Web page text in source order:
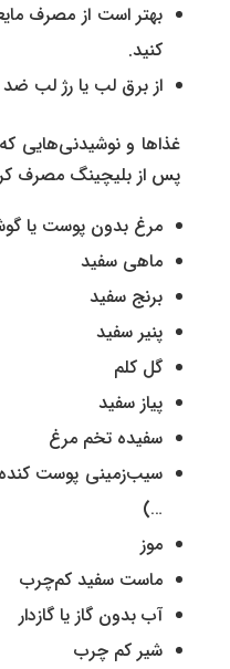
بهتر است از مصرف
کنید.
از برق لب یا رژ لب
غذاها و نوشیدنی‌هایی
پس از بلیچینگ مصرف کرد
مرغ بدون پوست یا
ماهی سفید
برنج سفید
پنیر سفید
گل کلم
پیاز سفید
سفیده تخم مرغ
سیب‌زمینی پوست
…)
موز
ماست سفید کم‌چرب
آب بدون گاز یا گازدار
شیر کم چرب